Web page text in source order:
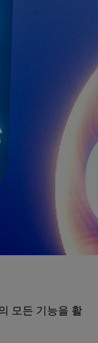
모든 기능을 활